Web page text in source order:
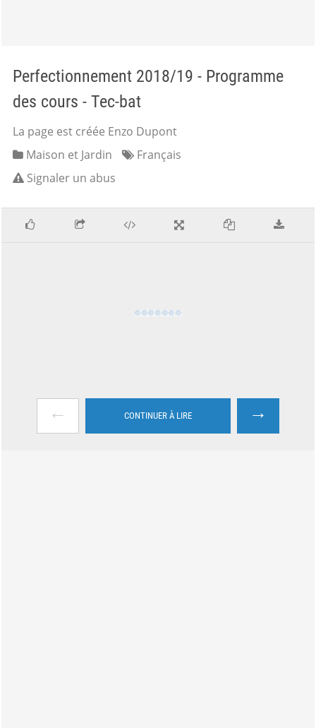
Perfectionnement 2018/19 - Programme
des cours - Tec-bat
La page est créée Enzo Dupont
Maison et Jardin
Français
Signaler un abus
← CONTINUER À LIRE →